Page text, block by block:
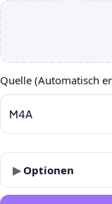
Quelle (Automatisch
▶ Optionen